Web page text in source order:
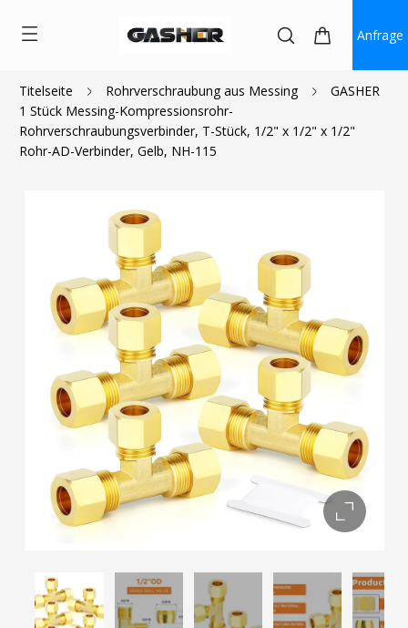
Anfrage
Titelseite Rohrverschraubung aus Messing
GASHER
1 Stück Messing-Kompressionsrohr-
Rohrverschraubungsverbinder, T-Stück, 1/2" x 1/2" x 1/2"
Rohr-AD-Verbinder, Gelb, NH-115
$4.20